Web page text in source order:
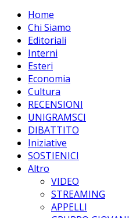
Home
Chi Siamo
Editoriali
Interni
Esteri
Economia
Cultura
RECENSIONI
UNIGRAMSCI
DIBATTITO
Iniziative
SOSTIENICI
Altro
VIDEO
STREAMING
APPELLI